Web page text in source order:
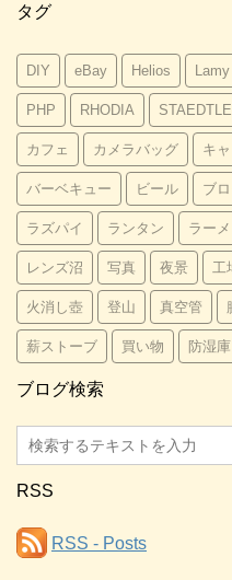
タグ
DIY eBay Helios Lamy
PHP RHODIA
カフェ カメラバッグ キ
バーベキュー ビール ブ
ラズパイ ランタン ラー
レンズ沼 写真 夜景 工
火消し壺 登山 真空管
薪ストーブ 買い物 防湿庫
ブログ検索
RSS
RSS - Posts